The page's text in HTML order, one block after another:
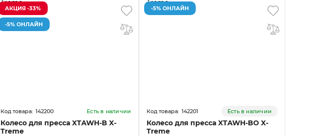
АКЦИЯ -33%
-5% ОНЛАЙН
142200 Есть в наличии
Колесо для пресса XTAWH-B X-
Treme
-5% ОНЛАЙН
142201 Есть в наличии
Колесо для пресса XTAWH-BO X-
Treme